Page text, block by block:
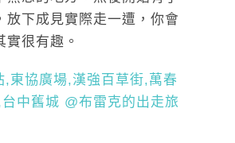
放下成見實際走一遭，你會
實很有趣。